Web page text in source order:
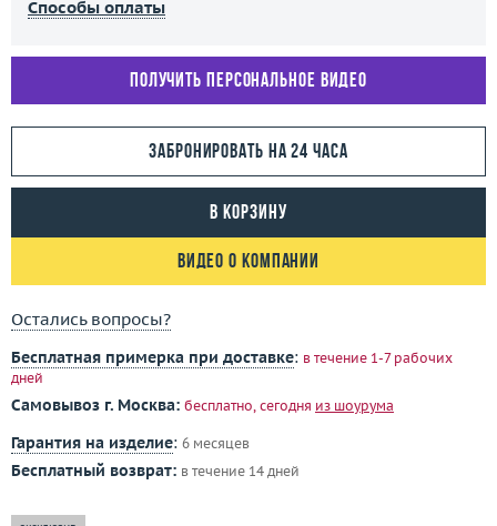
Способы оплаты
Получить персональное видео
Забронировать на 24 часа
В корзину
Видео о компании
Остались вопросы?
Бесплатная примерка при доставке: в течение 1-7 рабочих
дней
Самовывоз г. Москва: бесплатно, сегодня из шоурума
Гарантия на изделие: 6 месяцев
Бесплатный возврат: в течение 14 дней